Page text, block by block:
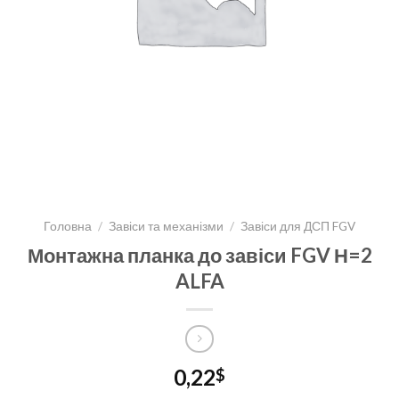
Головна / Завіси та механізми / Завіси для ДСП FGV
Монтажна планка до завіси FGV Н=2
ALFA
0,22$